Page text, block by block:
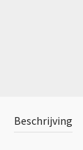
Beschrijving